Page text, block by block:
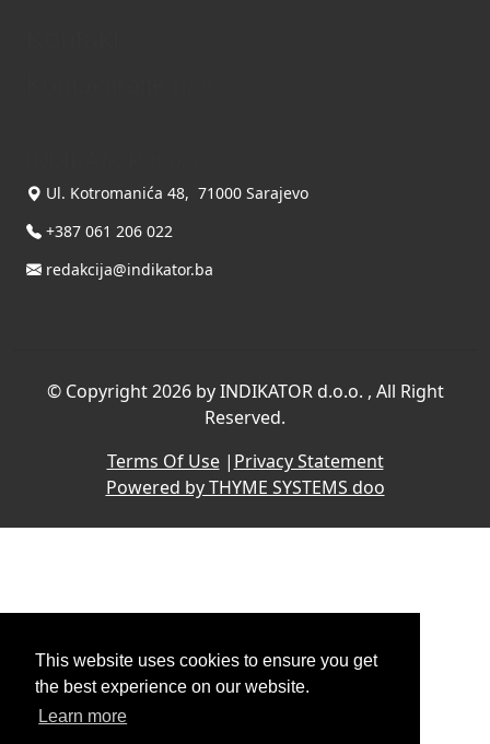
This website uses cookies to ensure you get
the best experience on our website.
Learn more
Ul. Kotromanića 48, 71000 Sarajevo
+387 061 206 022
redakcija@indikator.ba
© Copyright 2026 by INDIKATOR d.o.o. , All Right
Reserved.
Terms Of Use| Privacy Statement
Powered by THYME SYSTEMS doo